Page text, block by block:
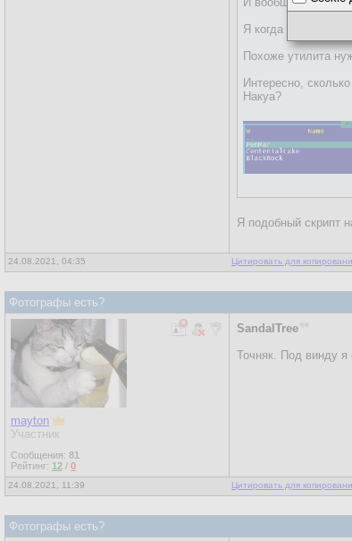
Я когда фотки
Похоже утилита
Интересно,
Накуа?
Я подобный скрипт
24.08.2021, 04:35 Цитировать для
Фотографы есть?
mayton
Участник
Сообщения: 81
Рейтинг: 12 / 0
SandalTree
Точняк. Под винду я
24.08.2021, 11:39 Цитировать для
Фотографы есть?